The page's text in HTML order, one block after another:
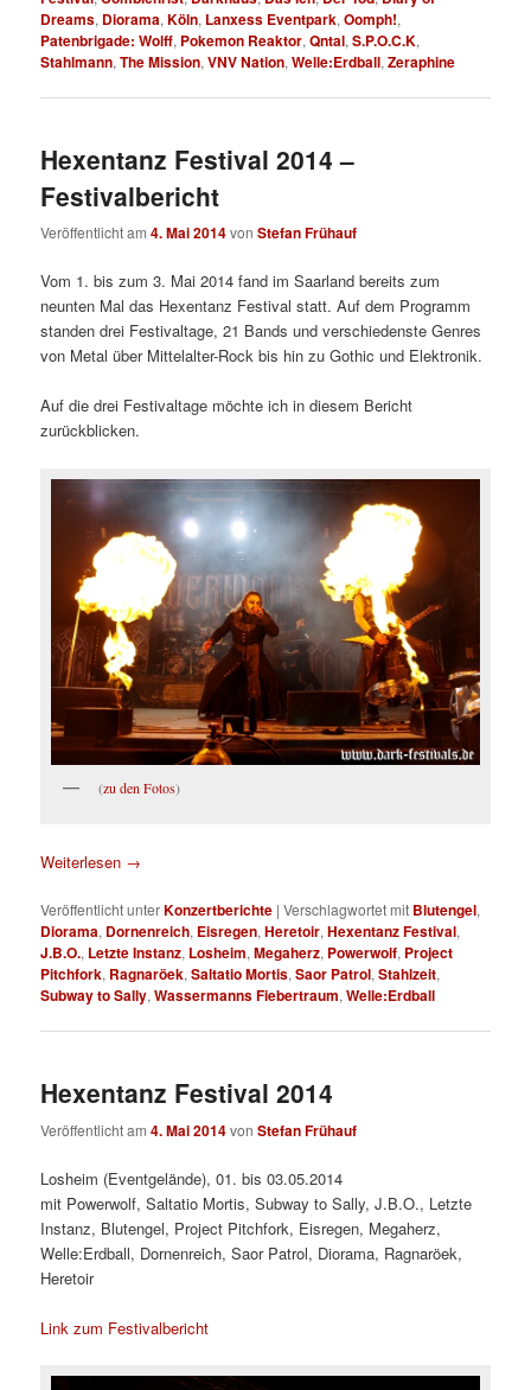
Dreams, Diorama,Köln, Lanxess Eventpark,Oomph!,
Patenbrigade: Wolff, Pokemon Reaktor,Qntal,S.P.O.C.K,
Stahlmann,The Mission,VNV Nation,Welle:Erdball,Zeraphine
Hexentanz Festival 2014 –
Festivalbericht
Veröffentlicht am4. Mai 2014vonStefan Frühauf
Vom 1. bis zum 3. Mai 2014 fand im Saarland bereits zum
neunten Mal das Hexentanz Festival statt. Auf dem Programm
standen drei Festivaltage, 21 Bands und verschiedenste Genres
von Metal über Mittelalter-Rock bis hin zu Gothic und Elektronik.
Auf die drei Festivaltage möchte ich in diesem Bericht
zurückblicken.
(zu den Fotos)
Weiterlesen →
Veröffentlicht unterKonzertberichte |Verschlagwortet mit Blutengel,
Diorama, Dornenreich, Eisregen,Heretoir,Hexentanz Festival,
J.B.O., Letzte Instanz, Losheim,Megaherz, Powerwolf, Project
Pitchfork, Ragnaröek,Saltatio Mortis,Saor Patrol,Stahlzeit,
Subway to Sally,Wassermanns Fiebertraum,Welle:Erdball
Hexentanz Festival 2014
Veröffentlicht am4. Mai 2014vonStefan Frühauf
Losheim (Eventgelände), 01. bis 03.05.2014
mit Powerwolf, Saltatio Mortis, Subway to Sally, J.B.O., Letzte
Instanz, Blutengel, Project Pitchfork, Eisregen, Megaherz,
Welle:Erdball, Dornenreich, Saor Patrol, Diorama, Ragnaröek,
Heretoir
Link zum Festivalbericht